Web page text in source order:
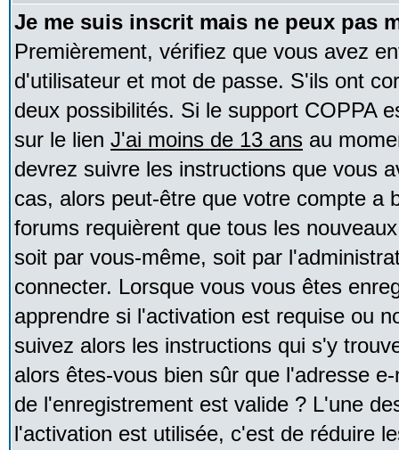
Je me suis inscrit mais ne peux pas
Premièrement, vérifiez que vous avez
d'utilisateur et mot de passe. S'ils ont
deux possibilités. Si le support COPPA
sur le lien J'ai moins de 13 ans au
devrez suivre les instructions que vous
cas, alors peut-être que votre compte a
forums requièrent que tous les
soit par vous-même, soit par
connecter. Lorsque vous vous êtes
apprendre si l'activation est requise ou
suivez alors les instructions qui s'y
alors êtes-vous bien sûr que l'adresse
de l'enregistrement est valide ? L'une
l'activation est utilisée, c'est de réduire